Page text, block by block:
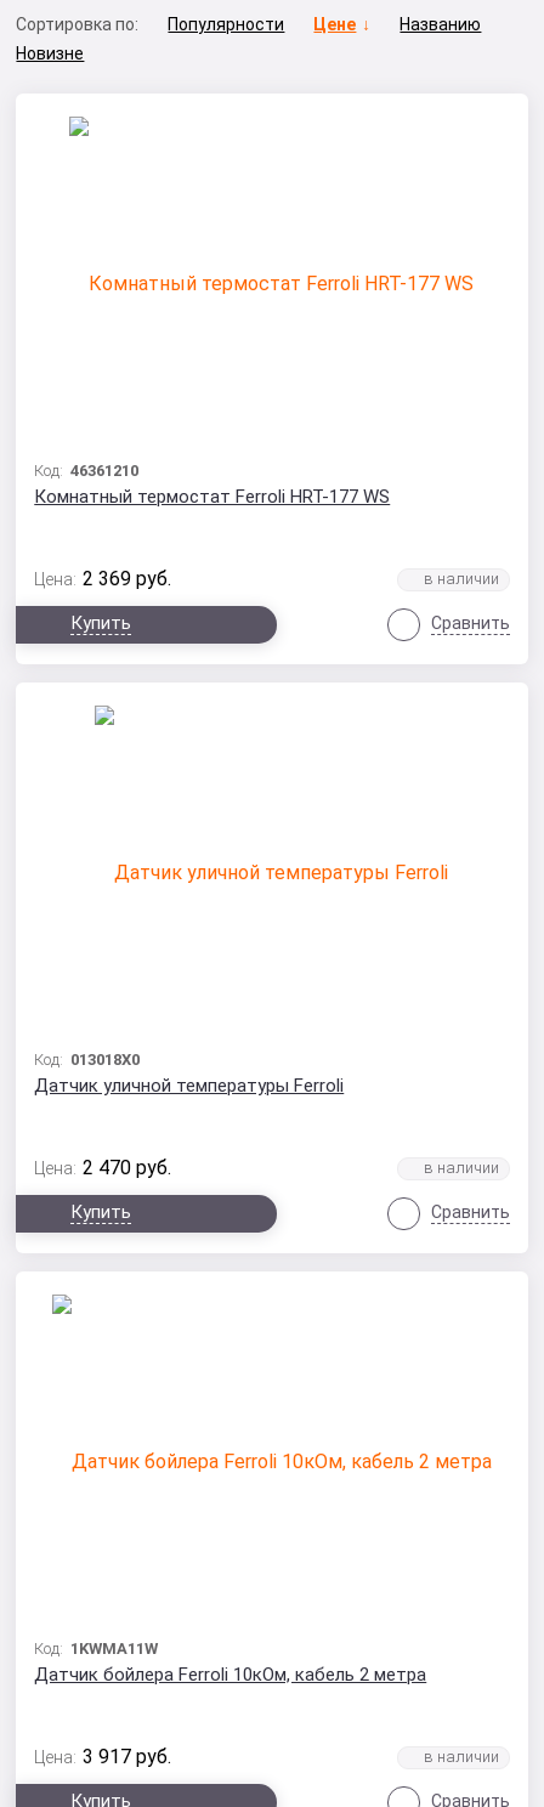
Сортировка по: Популярности Цене
Названию
Новизне
Код:46361210
Комнатный термостат Ferroli HRT-177 WS
Цена: 2 369 руб.
Купить Сравнить
Код: 013018X0
Датчик уличной температуры Ferroli
Цена: 2 470 руб.
Купить Сравнить
Код: 1KWMA11W
Датчик бойлера Ferroli 10кОм, кабель 2 метра
Цена: 3 917 руб.
Купить Сравнить